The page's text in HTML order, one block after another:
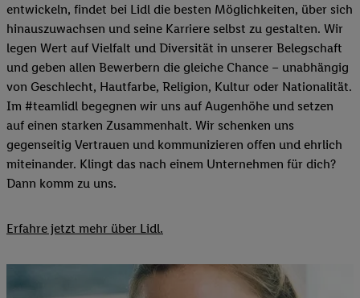
entwickeln, findet bei Lidl die besten Möglichkeiten, über sich
hinauszuwachsen und seine Karriere selbst zu gestalten. Wir
legen Wert auf Vielfalt und Diversität in unserer Belegschaft
und geben allen Bewerbern die gleiche Chance – unabhängig
von Geschlecht, Hautfarbe, Religion, Kultur oder Nationalität.
Im #teamlidl begegnen wir uns auf Augenhöhe und setzen
auf einen starken Zusammenhalt. Wir schenken uns
gegenseitig Vertrauen und kommunizieren offen und ehrlich
miteinander. Klingt das nach einem Unternehmen für dich?
Dann komm zu uns.​
Erfahre jetzt mehr über Lidl.